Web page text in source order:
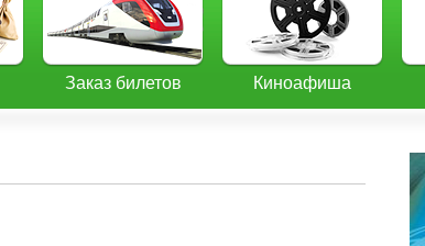
Заказ билетов Киноафиша